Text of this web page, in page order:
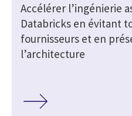
Accélérer l’ingénierie
Databricks en évitant
fournisseurs et en
l’architecture